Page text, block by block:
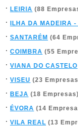
LEIRIA (88
ILHA DA MADEIRA
SANTARÉM (64
COIMBRA (55
VIANA DO CASTELO
VISEU (23
BEJA (18 Empresas)
ÉVORA (14
VILA REAL (13